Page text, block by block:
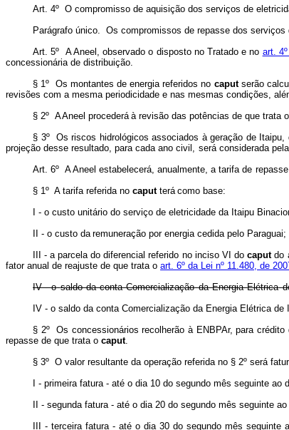
Art. 4º O compromisso de aquisição dos serviços de
Parágrafo único. Os compromissos de repasse dos
Art. 5º A Aneel, observado o disposto no Tratado e no art.
concessionária de distribuição.
§ 1º Os montantes de energia referidos no caput serão
revisões com a mesma periodicidade e nas mesmas condições,
§ 2º A Aneel procederá à revisão das potências de que trata
§ 3º Os riscos hidrológicos associados à geração de Itaipu,
projeção desse resultado, para cada ano civil, será considerada pela
Art. 6º A Aneel estabelecerá, anualmente, a tarifa de repasse
§ 1º A tarifa referida no caputterá como base:
I - o custo unitário do serviço de eletricidade da Itaipu
II - o custo da remuneração por energia cedida pelo Paraguai;
III - a parcela do diferencial referido no inciso VI do caputdo
fator anual de reajuste de que trata o art. 6º da Lei nº 11.480, de
IV - o saldo da conta Comercialização da Energia Elétrica
IV - o saldo da conta Comercialização da Energia Elétrica
§ 2º Os concessionários recolherão à ENBPAr, para crédito
repasse de que trata o caput.
§ 3º O valor resultante da operação referida no § 2º será
I - primeira fatura - até o dia 10 do segundo mês seguinte ao
II - segunda fatura - até o dia 20 do segundo mês seguinte
III - terceira fatura - até o dia 30 do segundo mês seguinte